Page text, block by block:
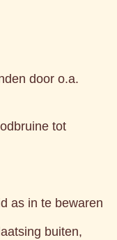
door o.a.
tot
as in te bewaren
buiten,